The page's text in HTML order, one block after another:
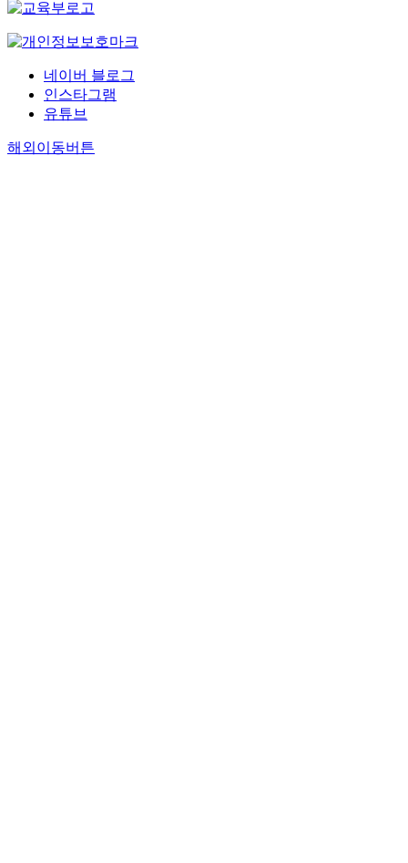
네이버 블로그
인스타그램
유튜브
해외이동버튼